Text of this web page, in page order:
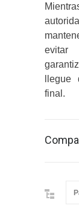
evitar
final.